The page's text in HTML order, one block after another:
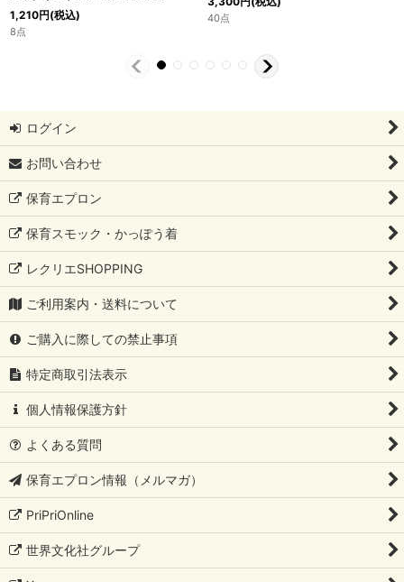
1,210円(税込)
8点
40点
ログイン
お問い合わせ
保育エプロン
保育スモック・かっぽう着
レクリエSHOPPING
ご利用案内・送料について
ご購入に際しての禁止事項
特定商取引法表示
個人情報保護方針
よくある質問
保育エプロン情報（メルマガ）
PriPriOnline
世界文化社グループ